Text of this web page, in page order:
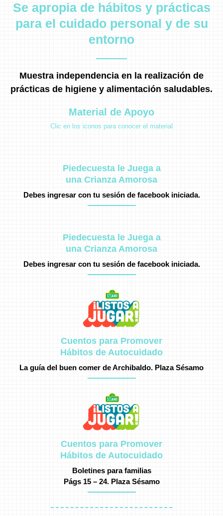
Se apropia de hábitos y prácticas
para el cuidado personal y de su
entorno
Muestra independencia en la realización de
prácticas de higiene y alimentación saludables.
Material de Apoyo
Clic en los iconos para conocer el material
Piedecuesta le Juega a
una Crianza Amorosa
Debes ingresar con tu sesión de facebook iniciada.
Piedecuesta le Juega a
una Crianza Amorosa
Debes ingresar con tu sesión de facebook iniciada.
Cuentos para Promover
Hábitos de Autocuidado
La guía del buen comer de Archibaldo. Plaza Sésamo
Cuentos para Promover
Hábitos de Autocuidado
Boletines para familias
Págs 15 – 24. Plaza Sésamo